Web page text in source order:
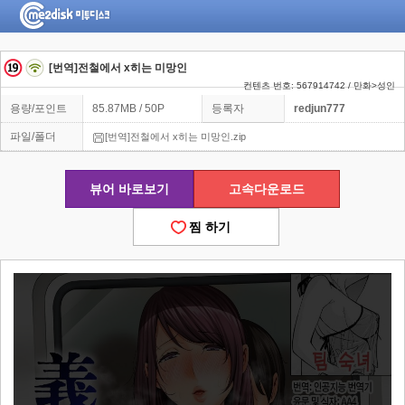
[번역]전철에서 x히는 미망인
컨텐츠 번호: 567914742 / 만화>성인
용량/포인트 85.87MB / 50P 등록자 redjun777
파일/폴더 [번역]전철에서 x히는 미망인.zip
뷰어 바로보기 고속다운로드
찜 하기